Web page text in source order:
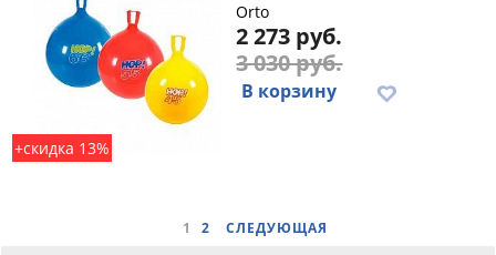
+скидка 13%
Orto
2 273 руб.
3 030 руб.
В корзину
1 2 СЛЕДУЮЩАЯ